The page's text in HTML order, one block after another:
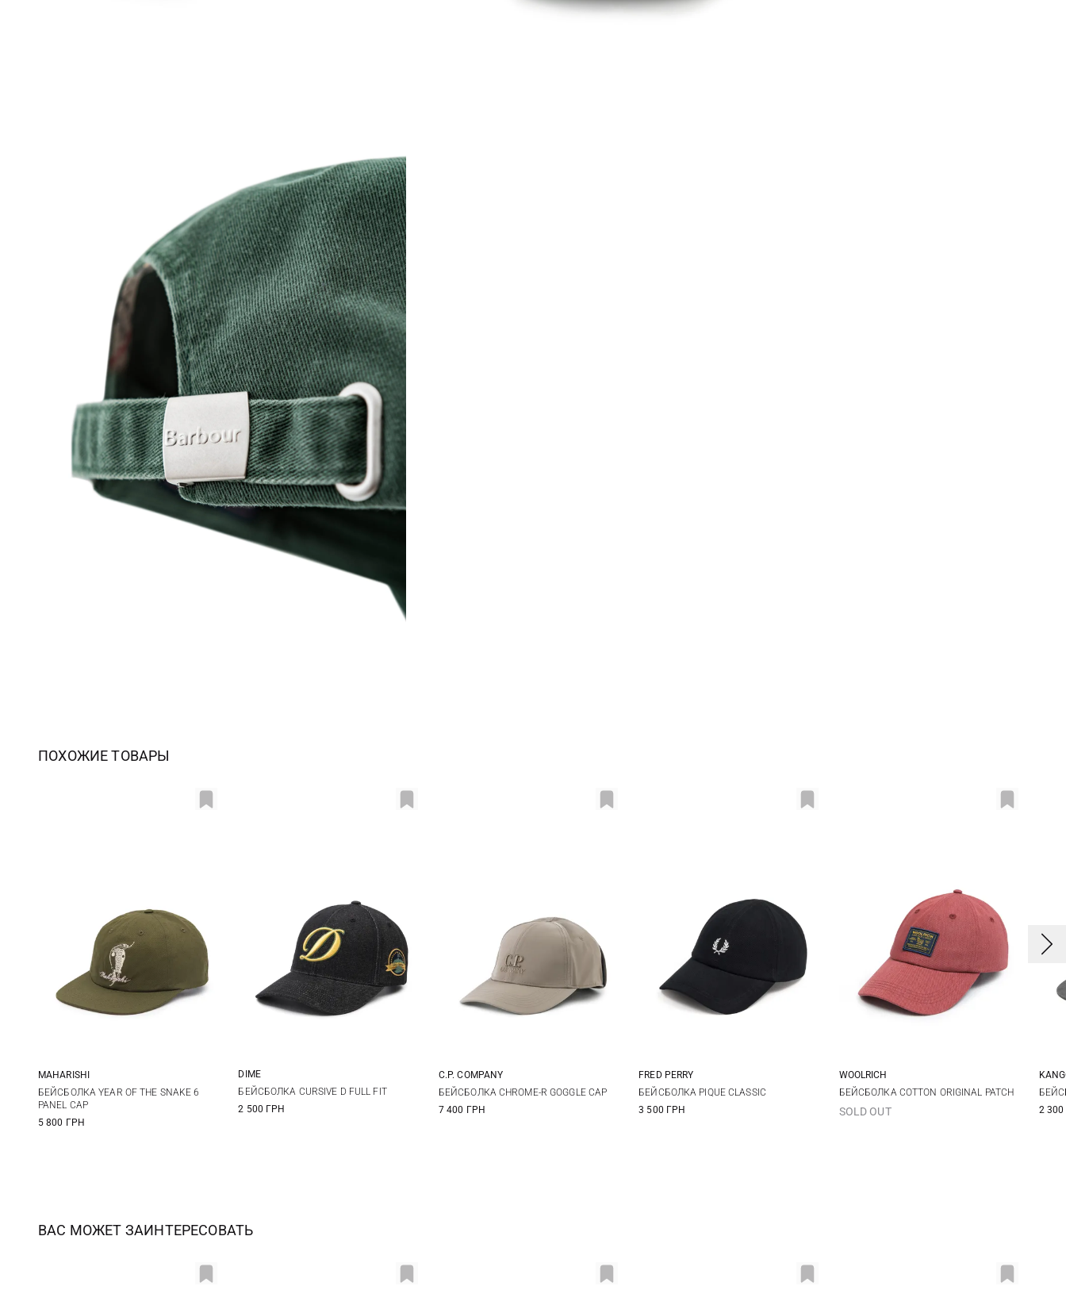
ПОХОЖИЕ ТОВАРЫ
One size
MAHARISHI
БЕЙСБОЛКА YEAR OF THE SNAKE 6
PANEL CAP
5 800 ГРН
One size
DIME
БЕЙСБОЛКА CURSIVE D FULL FIT
2 500 ГРН
M L
C.P. COMPANY
БЕЙСБОЛКА CHROME-R GOGGLE CAP
7 400 ГРН
One size
FRED PERRY
БЕЙСБОЛКА PIQUE CLASSIC
3 500 ГРН
One size
WOOLRICH
БЕЙСБОЛКА COTTON ORIGINAL PATCH
SOLD OUT
2
ВАС МОЖЕТ ЗАИНТЕРЕСОВАТЬ